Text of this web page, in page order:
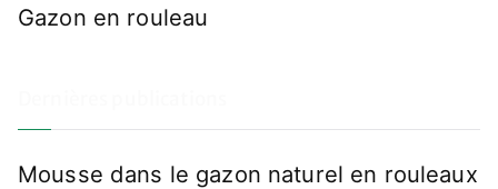
Gazon en rouleau
Mousse dans le gazon naturel en rouleaux